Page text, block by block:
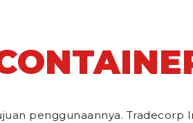
penggunaannya.